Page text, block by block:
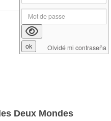
Deux Mondes
Olvidé mi contraseña